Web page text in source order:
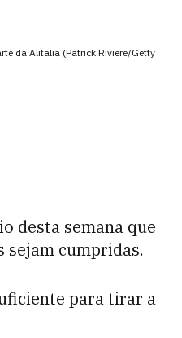
da Alitalia (Patrick Riviere/Getty
desta semana que
sejam cumpridas.
para tirar a